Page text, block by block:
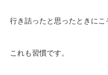
行き詰ったと思ったときにこ
これも習慣です。